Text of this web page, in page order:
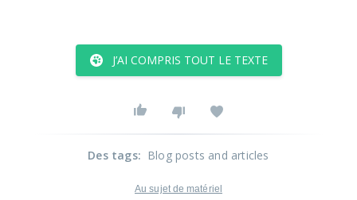
J’AI COMPRIS TOUT LE TEXTE
Des tags: Blog posts and articles
Au sujet de matériel